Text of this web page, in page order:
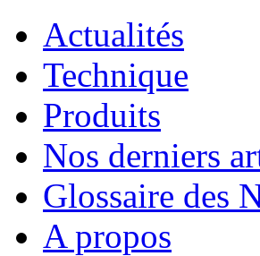
Actualités
Technique
Produits
Nos derniers
Glossaire des
A propos